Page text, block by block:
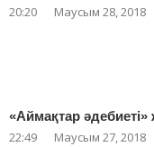
20:20 Маусым 28, 2018
«Аймақтар
22:49 Маусым 27, 2018